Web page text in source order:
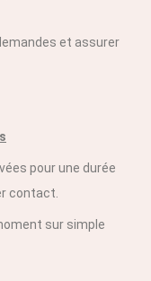
et assurer
pour une durée
contact.
sur simple